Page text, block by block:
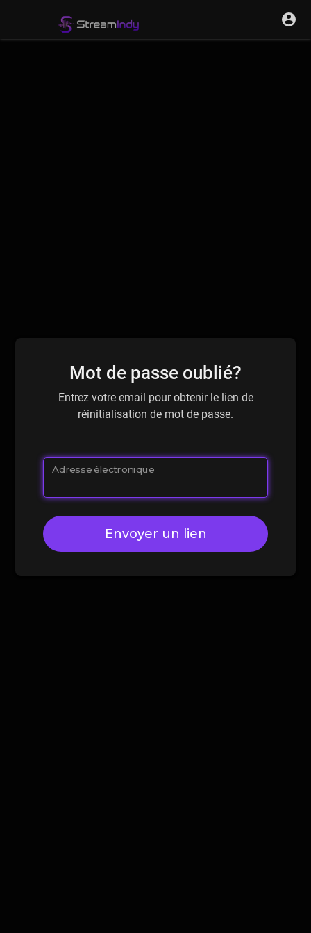
Mot de passe oublié?
Entrez votre email pour obtenir le lien de
réinitialisation de mot de passe.
Adresse électronique
Envoyer un lien